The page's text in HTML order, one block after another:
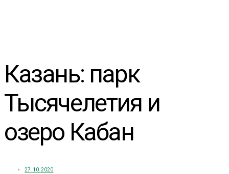
Казань: парк
Тысячелетия и
озеро Кабан
27.10.2020